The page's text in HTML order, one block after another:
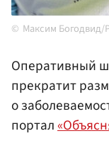
Максим Богодвид/
Оперативный
прекратит
о
портал